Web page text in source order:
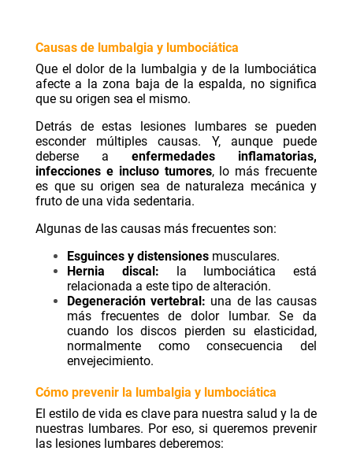
Causas de lumbalgia y lumbociática
Que el dolor de la lumbalgia y de la lumbociática
afecte a la zona baja de la espalda, no significa
que su origen sea el mismo.
Detrás de estas lesiones lumbares se pueden
esconder múltiples causas. Y, aunque puede
deberse a enfermedades inflamatorias,
infecciones e incluso tumores, lo más frecuente
es que su origen sea de naturaleza mecánica y
fruto de una vida sedentaria.
Algunas de las causas más frecuentes son:
Esguinces y distensiones musculares.
Hernia discal: la lumbociática está
relacionada a este tipo de alteración.
Degeneración vertebral: una de las causas
más frecuentes de dolor lumbar. Se da
cuando los discos pierden su elasticidad,
normalmente como consecuencia del
envejecimiento.
Cómo prevenir la lumbalgia y lumbociática
El estilo de vida es clave para nuestra salud y la de
nuestras lumbares. Por eso, si queremos prevenir
las lesiones lumbares deberemos: